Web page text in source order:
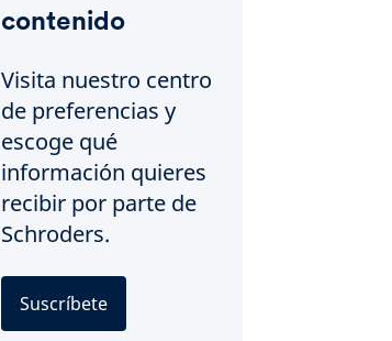
contenido
Visita nuestro centro
de preferencias y
escoge qué
información quieres
recibir por parte de
Schroders.
Suscríbete